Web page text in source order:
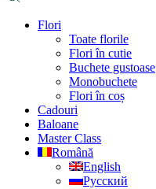
Flori
Toate florile
Flori în cutie
Buchete gustoase
Monobuchete
Flori în coș
Cadouri
Baloane
Master Class
Română
English
Русский